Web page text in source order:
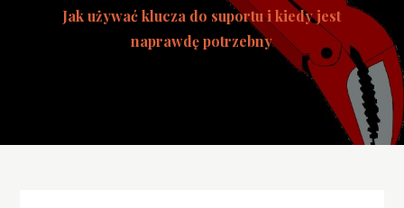
Jak używać klucza do suportu i kiedy jest
naprawdę potrzebny